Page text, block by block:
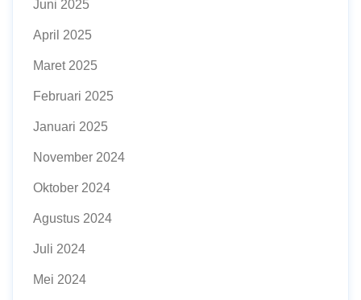
Juni 2025
April 2025
Maret 2025
Februari 2025
Januari 2025
November 2024
Oktober 2024
Agustus 2024
Juli 2024
Mei 2024